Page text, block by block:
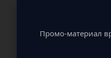
Промо-материал